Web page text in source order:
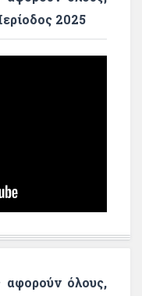
2025
όλους,